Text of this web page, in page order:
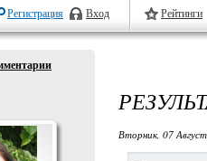
Регистрация Вход Рейтинги
Вторник, 07